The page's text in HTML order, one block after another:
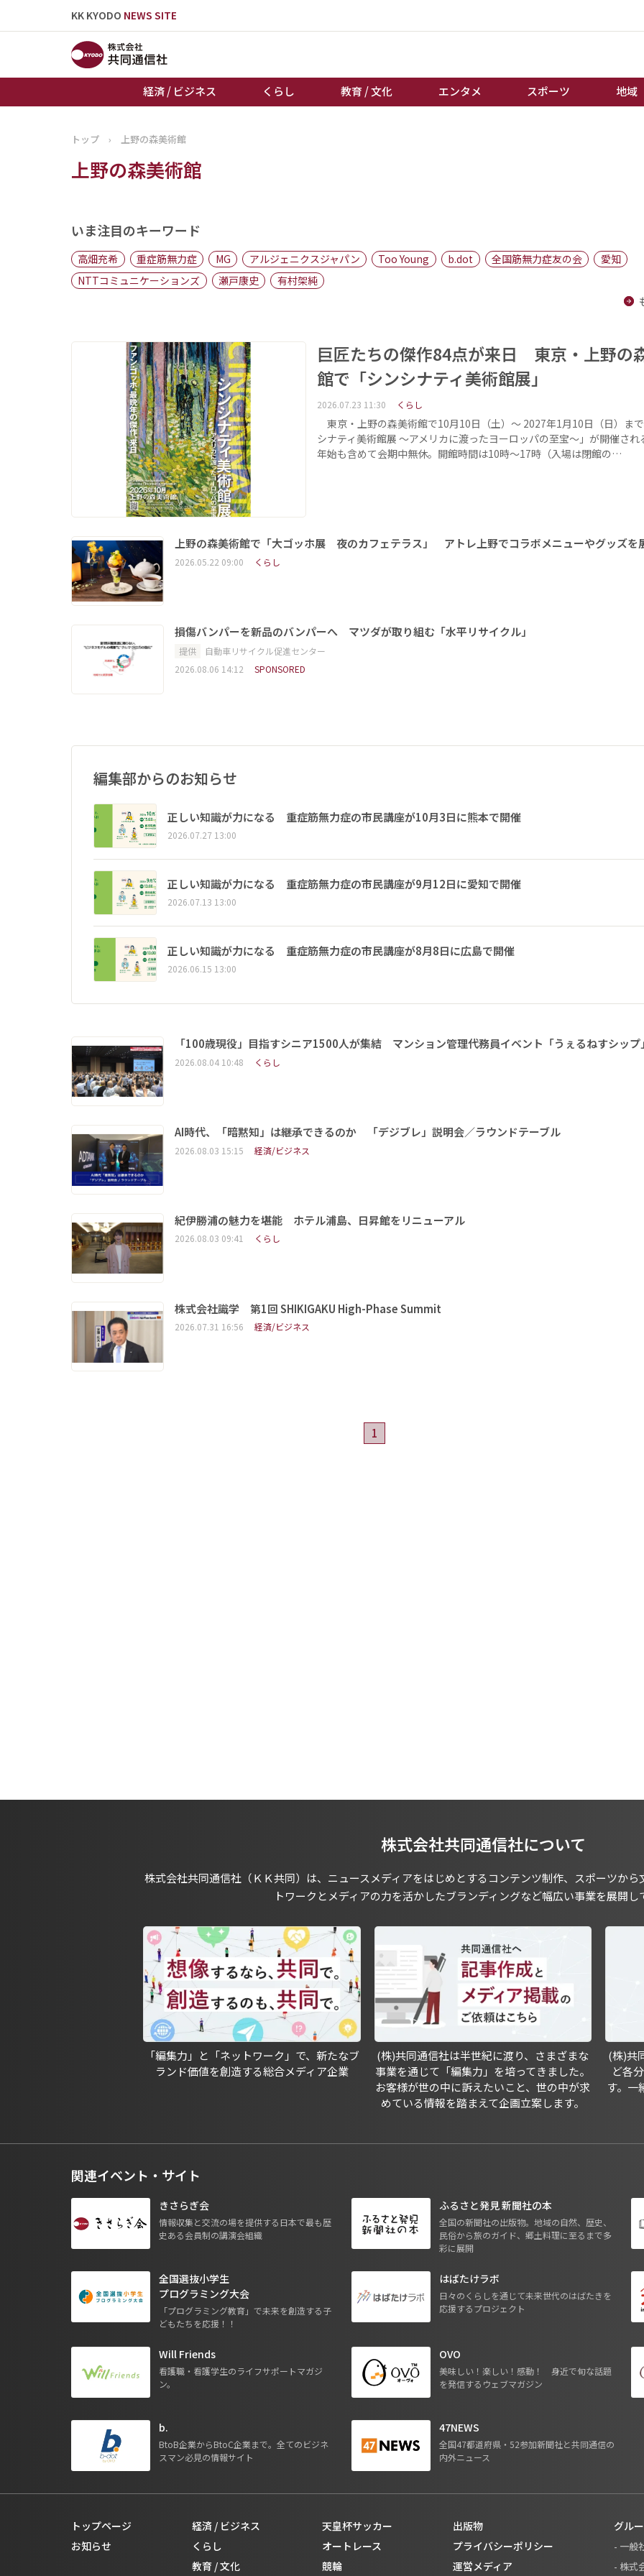
KK KYODO NEWS SITE
経済 / ビジネス くらし 教育 / 文化 エンタメ スポーツ 地域
トップページ
お知らせ
地域
棋王戦
トップ › 上野の森美術館
上野の森美術館
いま注目のキーワード
高畑充希 重症筋無力症 MG アルジェニクスジャパン Too Young b.dot 全国筋無力症友の会
愛知
NTTコミュニケーションズ
瀬戸康史
有村架純
巨匠たちの傑作84点が来日 東京・上野の
館で「シンシナティ美術館展」
2026.07.23 11:30 くらし
東京・上野の森美術館で10月10日（土）～ 2027年1月10日（日）ま
シナティ美術館展 ～アメリカに渡ったヨーロッパの至宝～」が開催され
年始も含めて会期中無休。開館時間は10時～17時（入場は閉館の…
上野の森美術館で「大ゴッホ展 夜のカフェテラス」 アトレ上野でコラボメニューやグッズを
2026.05.22 09:00 くらし
損傷バンパーを新品のバンパーへ マツダが取り組む「水平リサイクル」
提供
自動車リサイクル促進センター
2026.08.06 14:12
SPONSORED
編集部からのお知らせ
正しい知識が力になる 重症筋無力症の市民講座が10月3日に熊本で開催
2026.07.27 13:00
正しい知識が力になる 重症筋無力症の市民講座が9月12日に愛知で開催
2026.07.13 13:00
正しい知識が力になる 重症筋無力症の市民講座が8月8日に広島で開催
2026.06.15 13:00
「100歳現役」目指すシニア1500人が集結 マンション管理代務員イベント「うぇるねすシップ
2026.08.04 10:48 くらし
AI時代、「暗黙知」は継承できるのか 「デジブレ」説明会／ラウンドテーブル
2026.08.03 15:15 経済/ビジネス
紀伊勝浦の魅力を堪能 ホテル浦島、日昇館をリニューアル
2026.08.03 09:41 くらし
株式会社識学 第1回 SHIKIGAKU High-Phase Summit
2026.07.31 16:56 経済/ビジネス
1
株式会社共同通信社について
株式会社共同通信社（ＫＫ共同）は、ニュースメディアをはじめとするコンテンツ制作、スポーツか
トワークとメディアの力を活かしたブランディングなど幅広い事業を展開し
「編集力」と「ネットワーク」で、新たなブ
ランド価値を創造する総合メディア企業
(株)共同通信社は半世紀に渡り、さまざまな
事業を通じて「編集力」を培ってきました。
お客様が世の中に訴えたいこと、世の中が求
めている情報を踏まえて企画立案します。
(株)共
ど各
す。一
関連イベント・サイト
きさらぎ会
情報収集と交流の場を提供する日本で最も歴
史ある会員制の講演会組織
ふるさと発見 新聞社の本
全国の新聞社の出版物。地域の自然、歴史、
民俗から旅のガイド、郷土料理に至るまで多
彩に展開
全国選抜小学生
プログラミング大会
「プログラミング教育」で未来を創造する子
どもたちを応援！！
はばたけラボ
日々のくらしを通じて未来世代のはばたきを
応援するプロジェクト
Will Friends
看護職・看護学生のライフサポートマガジ
ン。
OVO
美味しい！楽しい！感動！ 身近で旬な話題
を発信するウェブマガジン
b.
BtoB企業からBtoC企業まで。全てのビジネ
スマン必見の情報サイト
47NEWS
全国47都道府県・52参加新聞社と共同通信の
内外ニュース
トップページ
お知らせ
経済 / ビジネス
くらし
教育 / 文化
天皇杯サッカー
オートレース
競輪
出版物
プライバシーポリシー
運営メディア
グル
- 一般
- 株式